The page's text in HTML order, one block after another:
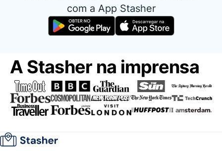
com a App Stasher
A Stasher na imprensa